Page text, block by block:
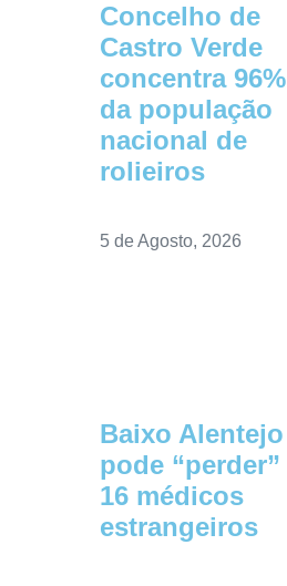
Concelho de
Castro Verde
concentra 96%
da população
nacional de
rolieiros
5 de Agosto, 2026
Baixo Alentejo
pode “perder”
16 médicos
estrangeiros